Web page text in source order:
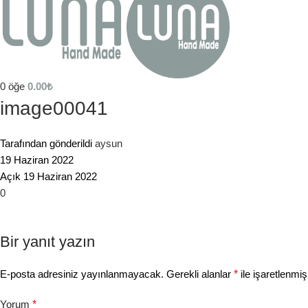
0 öğe 0.00₺
image00041
Tarafından gönderildi aysun
19 Haziran 2022
Açık 19 Haziran 2022
0
Bir yanıt yazın
E-posta adresiniz yayınlanmayacak. Gerekli alanlar * ile
Yorum *